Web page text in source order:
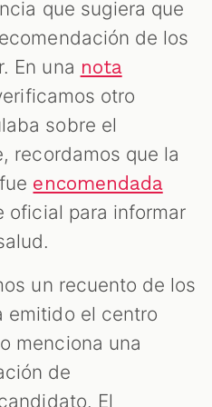
que sugiera que
de los
En una nota
otro
sobre el
recordamos que la
encomendada
oficial para informar
un recuento de los
emitido el centro
menciona una
de
El